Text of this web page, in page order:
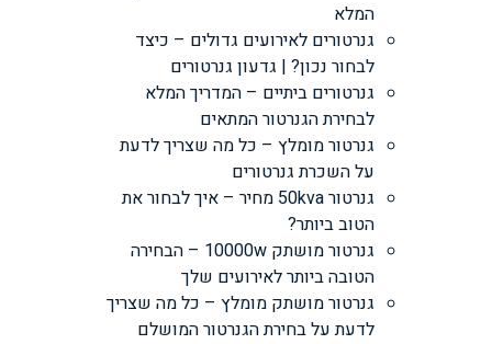
המלא
גנרטורים לאירועים גדולים – כיצד
לבחור נכון? | גדעון גנרטורים
גנרטורים ביתיים – המדריך המלא
לבחירת הגנרטור המתאים
גנרטור מומלץ – כל מה שצריך לדעת
על השכרת גנרטורים
גנרטור 50kva מחיר – איך לבחור את
הטוב ביותר?
גנרטור מושתק 10000w – הבחירה
הטובה ביותר לאירועים שלך
גנרטור מושתק מומלץ – כל מה שצריך
לדעת על בחירת הגנרטור המושלם